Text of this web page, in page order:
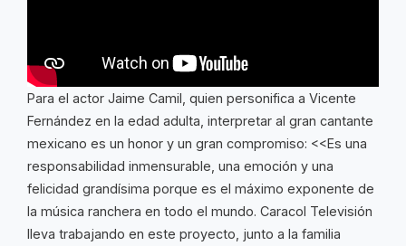
Para el actor Jaime Camil, quien personifica a Vicente
Fernández en la edad adulta, interpretar al gran cantante
mexicano es un honor y un gran compromiso: <<Es una
responsabilidad inmensurable, una emoción y una
felicidad grandísima porque es el máximo exponente de
la música ranchera en todo el mundo. Caracol Televisión
lleva trabajando en este proyecto, junto a la familia